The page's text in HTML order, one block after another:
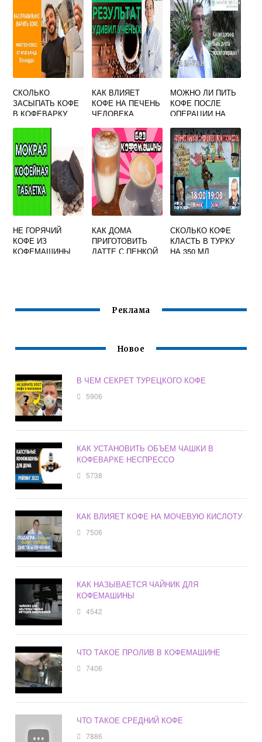
СКОЛЬКО
ЗАСЫПАТЬ КОФЕ
В КОФЕВАРКУ
КАК ВЛИЯЕТ
КОФЕ НА ПЕЧЕНЬ
ЧЕЛОВЕКА
МОЖНО ЛИ ПИТЬ
КОФЕ ПОСЛЕ
ОПЕРАЦИИ НА
НЕ ГОРЯЧИЙ
КОФЕ ИЗ
КОФЕМАШИНЫ
КАК ДОМА
ПРИГОТОВИТЬ
ЛАТТЕ С ПЕНКОЙ
СКОЛЬКО КОФЕ
КЛАСТЬ В ТУРКУ
НА 350 МЛ
Реклама
Новое
В ЧЕМ СЕКРЕТ ТУРЕЦКОГО КОФЕ
5906
КАК УСТАНОВИТЬ ОБЪЕМ ЧАШКИ В
КОФЕВАРКЕ НЕСПРЕССО
5738
КАК ВЛИЯЕТ КОФЕ НА МОЧЕВУЮ КИСЛОТУ
7506
КАК НАЗЫВАЕТСЯ ЧАЙНИК ДЛЯ
КОФЕМАШИНЫ
4542
ЧТО ТАКОЕ ПРОЛИВ В КОФЕМАШИНЕ
7406
ЧТО ТАКОЕ СРЕДНИЙ КОФЕ
7886